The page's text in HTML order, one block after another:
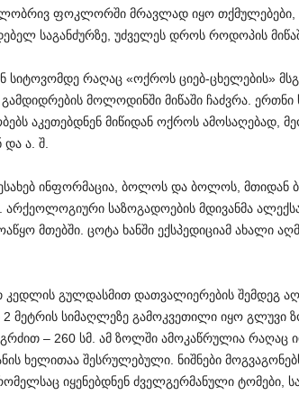
ფოკლორში მრავლად იყო თქმულებები,
საგანძურზე, უძველეს დროს როდოპის
სიტოვომდე რაღაც «ოქროს ციებ-ცხელების»
მოლოდინში მიწაში ჩაძვრა. ერთნი
აკეთებდნენ მიწიდან ოქროს ამოსაღებად,
და ა. შ.
ინფორმაცია, ბოლოს და ბოლოს, მთიდან
საზოგადოების მდივანმა
მთებში. ცოტა ხანში ექსპედიციამ ახალი
კედლის გულდასმით დათვალიერების შემდეგ
მეტრის სიმაღლეზე გამოკვეთილი იყო გლუვი
– 260 სმ. ამ ზოლში ამოკაწრულია რაღაც
ხელითაა შესრულებული. ნიშნები
იყენებდნენ ძველგერმანული ტომები,